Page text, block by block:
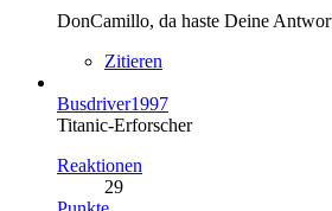
DonCamillo, da haste Deine
Zitieren
Busdriver1997
Titanic-Erforscher
Reaktionen
29